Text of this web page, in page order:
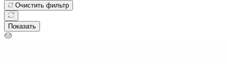
Очистить фильтр
Показать